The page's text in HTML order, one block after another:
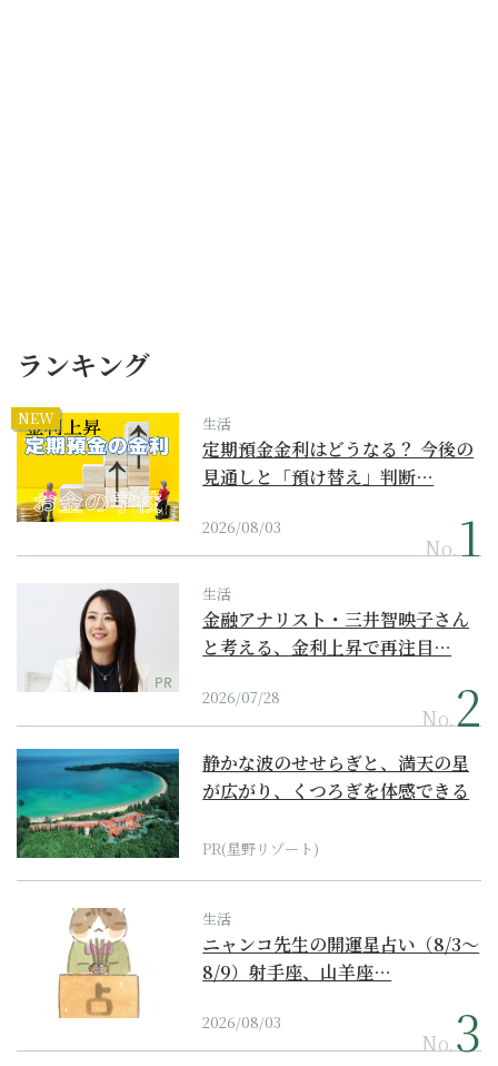
ランキング
NEW 生活
定期預金金利はどうなる？ 今後の
見通しと「預け替え」判断…
2026/08/03
No.
PR
生活
金融アナリスト・三井智映子さん
と考える、金利上昇で再注目…
2026/07/28
No.
静かな波のせせらぎと、満天の星
が広がり、くつろぎを体感できる
PR(星野リゾート)
生活
ニャンコ先生の開運星占い（8/3～
8/9）射手座、山羊座…
2026/08/03
No.